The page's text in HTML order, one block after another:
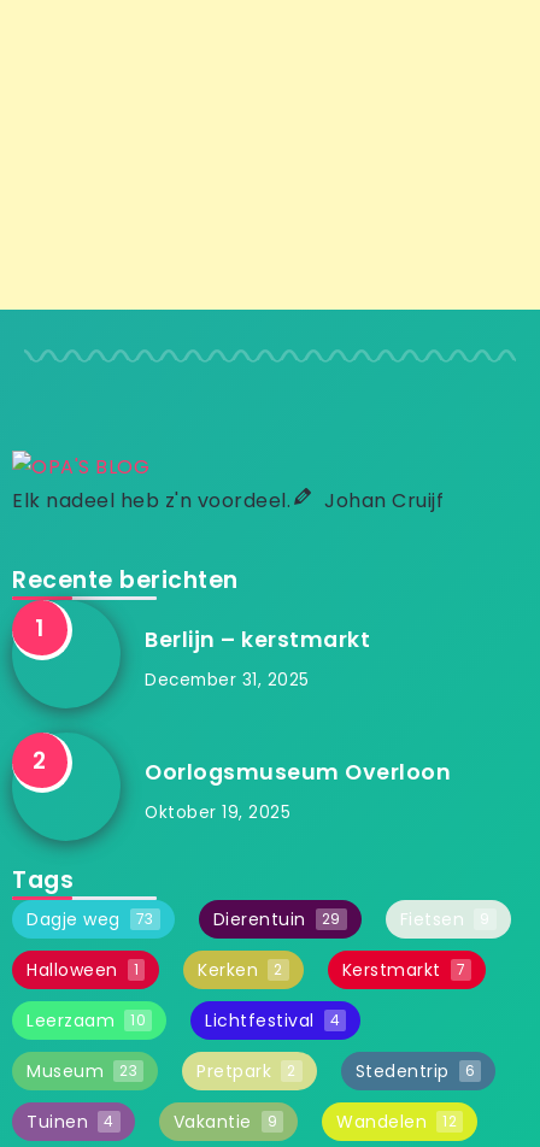
Elk nadeel heb z'n voordeel. Johan Cruijf
Recente berichten
Berlijn – kerstmarkt
December 31, 2025
Oorlogsmuseum Overloon
Oktober 19, 2025
Tags
Dagje weg 73 Dierentuin 29 Fietsen 9
Halloween 1 Kerken 2 Kerstmarkt 7
Leerzaam 10 Lichtfestival 4
Museum 23 Pretpark 2 Stedentrip 6
Tuinen 4 Vakantie 9 Wandelen 12